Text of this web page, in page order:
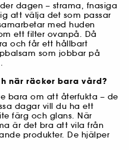
dagen – strama, fnasiga
att välja det som passar
med huden
ett filter ovanpå. Då
och får ett hållbart
som jobbar på
när räcker bara vård?
bara om att återfukta – de
dagar vill du ha ett
färg och glans. När
är det bra att vila från
produkter. De hjälper